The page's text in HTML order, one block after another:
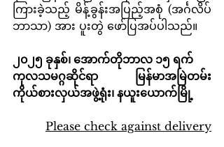
ကြားခဲ့သည့် မိန့်ခွန်းအပြည့်အစုံ (အင်္ဂလိပ်
ဘာသာ) အား ပူးတွဲ ဖော်ပြအပ်ပါသည်။
၂၀၂၅ ခုနှစ်၊ အောက်တိုဘာလ ၁၅ ရက်
ကုလသမဂ္ဂဆိုင်ရာ မြန်မာအမြဲတမ်း
ကိုယ်စားလှယ်အဖွဲ့ရုံး၊ နယူးယောက်မြို့
Please check against delivery